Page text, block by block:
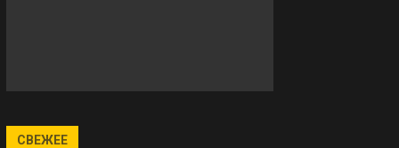
СВЕЖЕЕ